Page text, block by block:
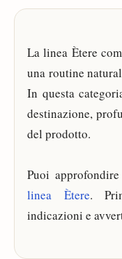
La linea Ètere
una routine
In questa
destinazione,
del prodotto.
Puoi
linea Ètere.
indicazioni e